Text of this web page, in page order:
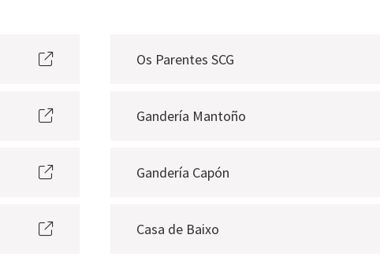
Os Parentes SCG
Gandería Mantoño
Gandería Capón
Casa de Baixo